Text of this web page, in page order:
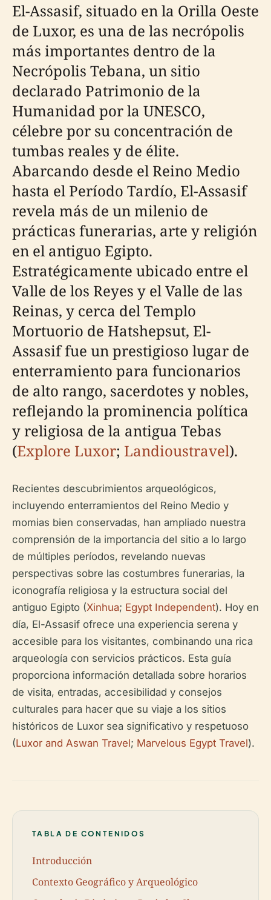
El-Assasif, situado en la Orilla Oeste
de Luxor, es una de las necrópolis
más importantes dentro de la
Necrópolis Tebana, un sitio
declarado Patrimonio de la
Humanidad por la UNESCO,
célebre por su concentración de
tumbas reales y de élite.
Abarcando desde el Reino Medio
hasta el Período Tardío, El-Assasif
revela más de un milenio de
prácticas funerarias, arte y religión
en el antiguo Egipto.
Estratégicamente ubicado entre el
Valle de los Reyes y el Valle de las
Reinas, y cerca del Templo
Mortuorio de Hatshepsut, El-
Assasif fue un prestigioso lugar de
enterramiento para funcionarios
de alto rango, sacerdotes y nobles,
reflejando la prominencia política
y religiosa de la antigua Tebas
(Explore Luxor; Landioustravel).
Recientes descubrimientos arqueológicos,
incluyendo enterramientos del Reino Medio y
momias bien conservadas, han ampliado nuestra
comprensión de la importancia del sitio a lo largo
de múltiples períodos, revelando nuevas
perspectivas sobre las costumbres funerarias, la
iconografía religiosa y la estructura social del
antiguo Egipto (Xinhua; Egypt Independent). Hoy en
día, El-Assasif ofrece una experiencia serena y
accesible para los visitantes, combinando una rica
arqueología con servicios prácticos. Esta guía
proporciona información detallada sobre horarios
de visita, entradas, accesibilidad y consejos
culturales para hacer que su viaje a los sitios
históricos de Luxor sea significativo y respetuoso
(Luxor and Aswan Travel; Marvelous Egypt Travel).
TABLA DE CONTENIDOS
Introducción
Contexto Geográfico y Arqueológico